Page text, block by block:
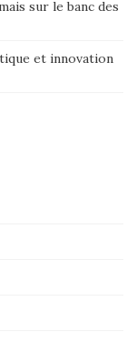
sur le banc des
et innovation